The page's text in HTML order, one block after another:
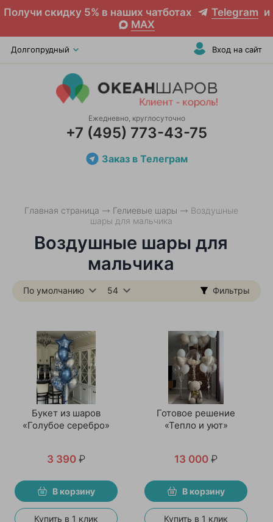
Получи скидку 5% в наших чатботах Telegram и
MAX
Долгопрудный Вход на сайт
Ежедневно, круглосуточно
+7 (495) 773-43-75
Заказ в Телеграм
Главная страница Гелиевые шары
Воздушные
шары для мальчика
Воздушные шары для
мальчика
Фильтры
По умолчанию 54
Букет из шаров
«Голубое серебро»
3 390 ₽
В корзину
Купить в 1 клик
Готовое решение
«Тепло и уют»
13 000 ₽
В корзину
Купить в 1 клик